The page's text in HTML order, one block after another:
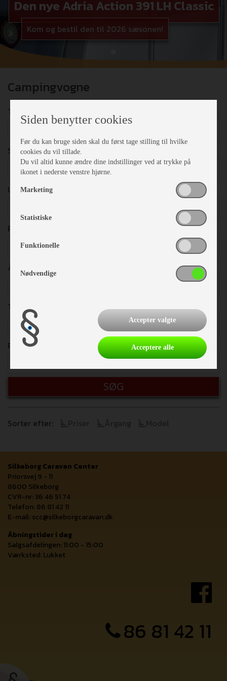
Den nye Adria Action 391 LH Classic
Kom og bestil den til 2026 sæsonen!
Campingvogne
TYPE
SENGEPLADSER
Vælg
UDSTYR
PRISER
Vælg
ÅRGANG
TOTALVÆGT
Vælg
FRITEKST
SØG
Sorter efter:
Silkeborg Caravan Center
Priorsvej 9 - 11
8600 Silkeborg
CVR-nr: 36 46 51 74
Telefon: 86 81 42 11
E-mail: scc@silkeborgcaravan.dk
Åbningstider i dag
Salgsafdelingen: 11:00 - 15:00
Værksted: Lukket
86 81 42 11
Siden benytter cookies
Før du kan bruge siden skal du først tage stilling til hvilke
cookies du vil tillade.
Du vil altid kunne ændre dine indstillinger ved at trykke på
ikonet i nederste venstre hjørne.
Marketing
Statistiske
Funktionelle
Nødvendige
Accepter valgte
Acceptere alle